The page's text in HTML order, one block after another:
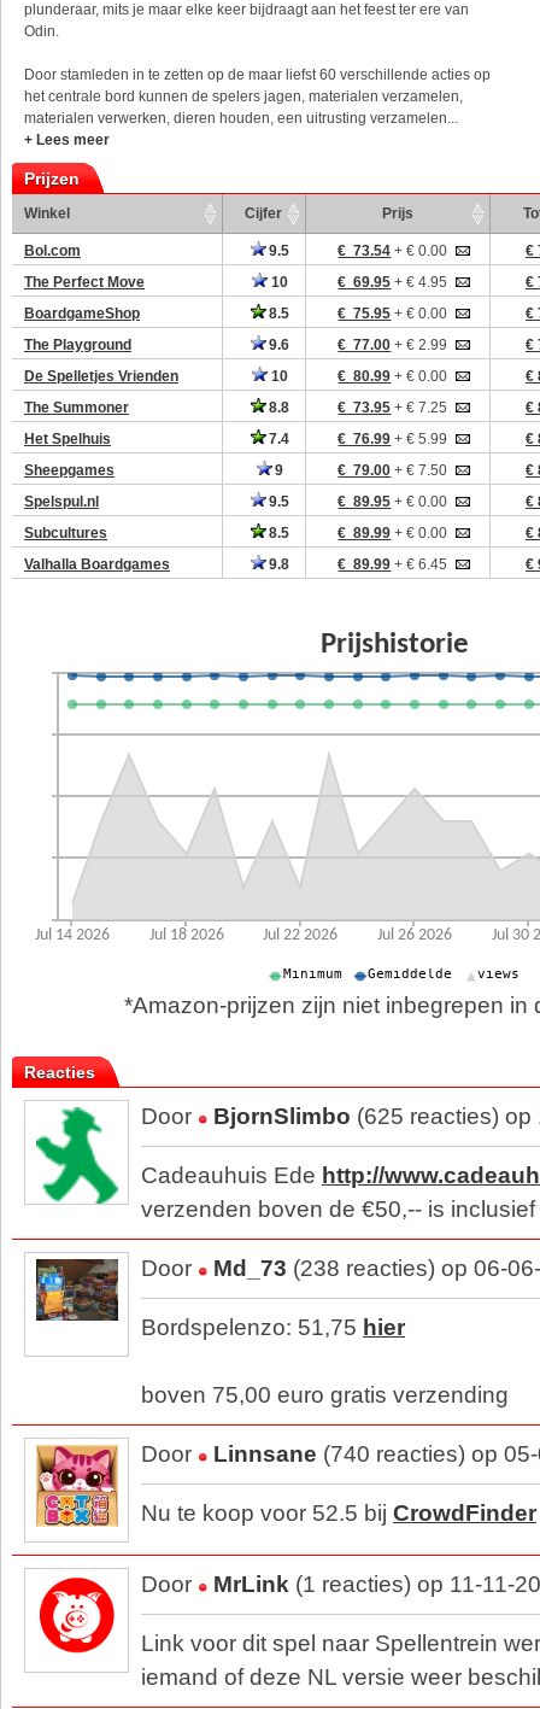
plunderaar, mits je maar elke keer bijdraagt aan het feest ter ere van
Odin.
Door stamleden in te zetten op de maar liefst 60 verschillende acties op
het centrale bord kunnen de spelers jagen, materialen verzamelen,
materialen verwerken, dieren houden, een uitrusting verzamelen...
+ Lees meer
Prijzen
Winkel Cijfer Prijs
Bol.com 9.5 € 73.54 + € 0.00
€
The Perfect Move
10 € 69.95 + € 4.95
€
BoardgameShop
8.5 € 75.95 + € 0.00
€
The Playground
9.6 € 77.00 + € 2.99
€
De Spelletjes Vrienden
10 € 80.99 + € 0.00
€
The Summoner
8.8 € 73.95 + € 7.25
€
Het Spelhuis
7.4 € 76.99 + € 5.99
€
Sheepgames
9 € 79.00 + € 7.50
€
Spelspul.nl
9.5 € 89.95 + € 0.00
€
Subcultures
8.5 € 89.99 + € 0.00
€
Valhalla Boardgames
9.8 € 89.99 + € 6.45 €
*Amazon-prijzen zijn niet inbegrepen in
Reacties
Door BjornSlimbo (625 reacties)
Cadeauhuis Ede http://
verzenden boven de €50,-- is inclusief
Door Md_73 (238 reacties) op 06-
Bordspelenzo: 51,75 hier
boven 75,00 euro gratis verzending
Door Linnsane (740 reacties) op
Nu te koop voor 52.5 bij CrowdFinder
Door MrLink (1 reacties) op 11-11-
Link voor dit spel naar Spellentrein
iemand of deze NL versie weer